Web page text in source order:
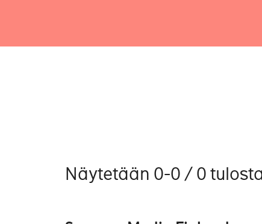
Näytetään 0-0 / 0